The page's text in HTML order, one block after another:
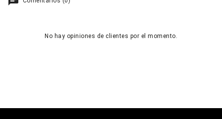
No hay opiniones de clientes por el momento.